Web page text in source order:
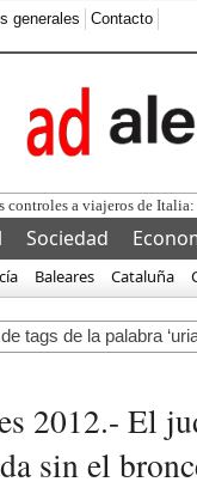
generales Contacto
a viajeros de
Sociedad
Baleares Cataluña
tags de la palabra
2012.- El
sin el